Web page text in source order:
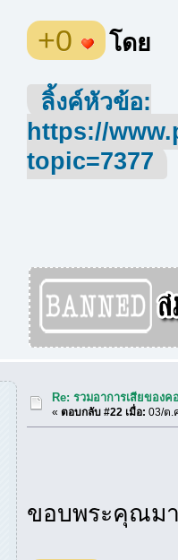
+0 โดย
ลิ้งค์หัวข้อ:
https://
topic=7377
Re: รวมอาการเสียของ
«ตอบกลับ #22 เมื่อ: 03/ต.
ขอบพระคุณม